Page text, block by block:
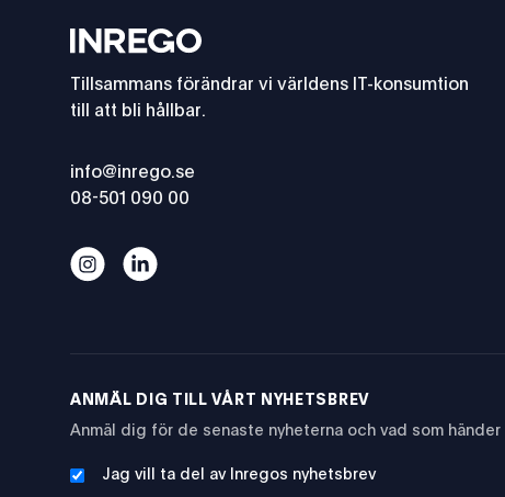
Inrego
Tillsammans förändrar vi världens IT-konsumtion
till att bli hållbar.
info@inrego.se
08-501 090 00
Rapport: Klimatavtrycket för svenska tjänsteföretag
Rapport: Klimatavtrycket för svenska
ANMÄL DIG TILL VÅRT NYHETSBREV
Anmäl dig för de senaste nyheterna och vad som händer
Jag vill ta del av Inregos nyhetsbrev